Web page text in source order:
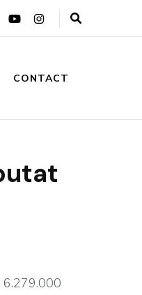
CONTACT
6.279.000